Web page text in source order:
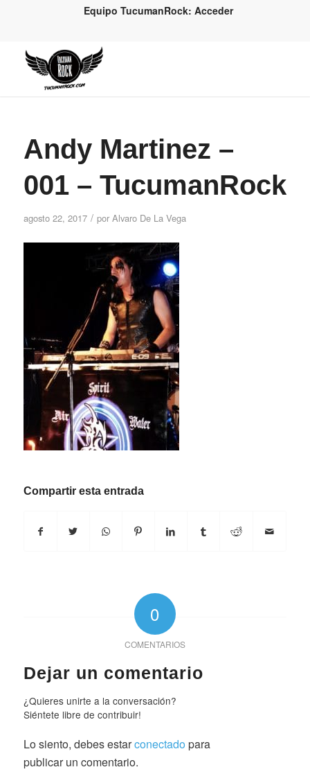
Equipo TucumanRock: Acceder
Andy Martinez –
001 – TucumanRock
agosto 22, 2017 / por Alvaro De La Vega
Compartir esta entrada
0
COMENTARIOS
Dejar un comentario
¿Quieres unirte a la conversación?
Siéntete libre de contribuir!
Lo siento, debes estarconectadopara
publicar un comentario.